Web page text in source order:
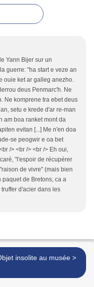
Yann Bijer sur un
guerre: "ha start e veze an
ouie ket ar galleg anezho.
deus Penmarc'h. Ne
Ne komprene tra ebet deus
setu e krede d'ar re-man
am boa ranket mont da
evitan [...] Me n'en doa
se peogwir e oa bet
/> <br /> <br /> Eh oui,
"l'espoir de récupérer
de vivre" (mais bien
paquet de Bretons, ca a
d'acier dans les
Objet insolite au musée >